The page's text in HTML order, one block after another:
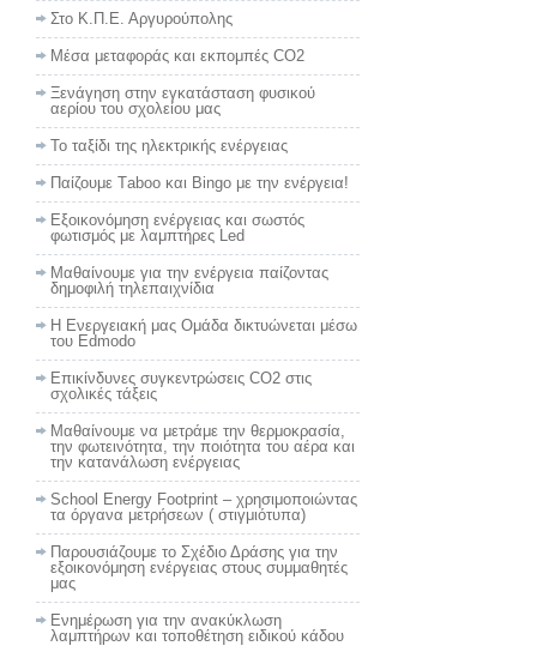
Στο Κ.Π.Ε. Αργυρούπολης
Μέσα μεταφοράς και εκπομπές CO2
Ξενάγηση στην εγκατάσταση φυσικού
αερίου του σχολείου μας
Το ταξίδι της ηλεκτρικής ενέργειας
Παίζουμε Τaboo και Βingo με την ενέργεια!
Εξοικονόμηση ενέργειας και σωστός
φωτισμός με λαμπτήρες Led
Μαθαίνουμε για την ενέργεια παίζοντας
δημοφιλή τηλεπαιχνίδια
Η Ενεργειακή μας Ομάδα δικτυώνεται μέσω
του Edmodo
Επικίνδυνες συγκεντρώσεις CO2 στις
σχολικές τάξεις
Μαθαίνουμε να μετράμε την θερμοκρασία,
την φωτεινότητα, την ποιότητα του αέρα και
την κατανάλωση ενέργειας
School Energy Footprint – χρησιμοποιώντας
τα όργανα μετρήσεων ( στιγμιότυπα)
Παρουσιάζουμε το Σχέδιο Δράσης για την
εξοικονόμηση ενέργειας στους συμμαθητές
μας
Ενημέρωση για την ανακύκλωση
λαμπτήρων και τοποθέτηση ειδικού κάδου